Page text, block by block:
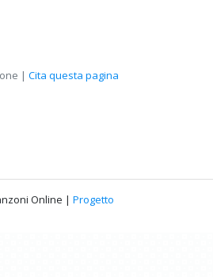
| Cita questa pagina
Online | Progetto